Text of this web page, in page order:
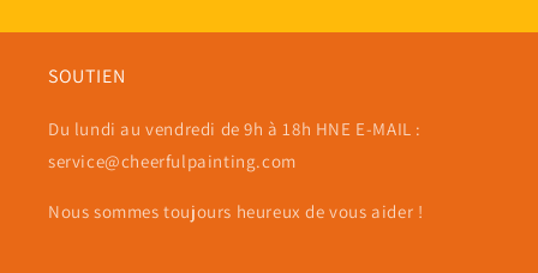
SOUTIEN
Du lundi au vendredi de 9h à 18h HNE E-MAIL :
service@cheerfulpainting.com
Nous sommes toujours heureux de vous aider !